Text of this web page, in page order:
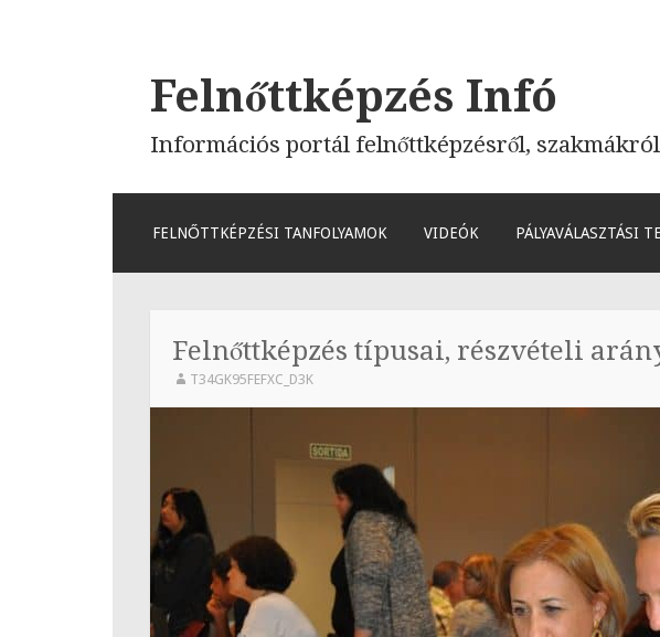
Felnőttképzés Infó
Információs portál felnőttképzésről,
MEGSZAKÍTÁS
FELNŐTTKÉPZÉSI TANFOLYAMOK VIDEÓK PÁLYAVÁLASZTÁSI
Felnőttképzés típusai, részvételi
T34GK95FEFXC_D3K